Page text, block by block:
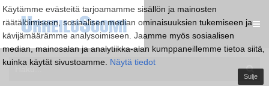
Käytämme evästeitä tarjoamamme sisällön ja mainosten
räätälöimiseen, sosiaalisen median ominaisuuksien tukemiseen ja
kävijämäärämme analysoimiseen. Jaamme myös sosiaalisen
median, mainosalan ja analytiikka-alan kumppaneillemme tietoa siitä,
kuinka käytät sivustoamme. Näytä tiedot
Sulje